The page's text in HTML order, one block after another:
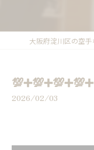
💯➕💯➕💯➕💯➕
2026/02/03